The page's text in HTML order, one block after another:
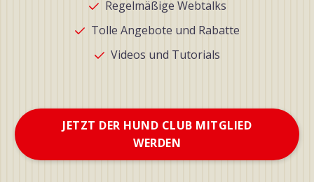
Regelmäßige Webtalks
Tolle Angebote und Rabatte
Videos und Tutorials
JETZT DER HUND CLUB MITGLIED
WERDEN